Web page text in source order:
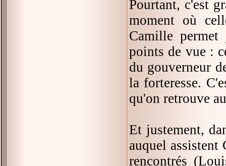
Pourtant, c'est
moment où
Camille
points de vue :
du gouverneur
la forteresse.
qu'on retrouve
Et justement,
auquel assistent
rencontrés